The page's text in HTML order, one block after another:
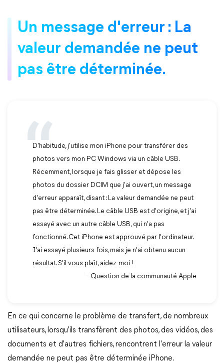
Un message d'erreur : La
valeur demandée ne peut
pas être déterminée.
D'habitude, j'utilise mon iPhone pour transférer des
photos vers mon PC Windows via un câble USB.
Récemment, lorsque je fais glisser et dépose les
photos du dossier DCIM que j'ai ouvert, un message
d'erreur apparaît, disant : La valeur demandée ne peut
pas être déterminée. Le câble USB est d'origine, et j'ai
essayé avec un autre câble USB, qui n'a pas
fonctionné. Cet iPhone est approuvé par l'ordinateur.
J'ai essayé plusieurs fois, mais je n'ai obtenu aucun
résultat. S'il vous plaît, aidez-moi !
- Question de la communauté Apple
En ce qui concerne le problème de transfert, de nombreux
utilisateurs, lorsqu'ils transfèrent des photos, des vidéos, des
documents et d'autres fichiers, rencontrent l'erreur la valeur
demandée ne peut pas être déterminée iPhone.